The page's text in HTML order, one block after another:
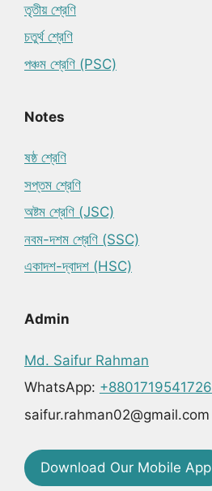
তৃতীয় শ্রেণি
চতুর্থ শ্রেণি
পঞ্চম শ্রেণি (PSC)
Notes
ষষ্ঠ শ্রেণি
সপ্তম শ্রেণি
অষ্টম শ্রেণি (JSC)
নবম-দশম শ্রেণি (SSC)
একাদশ-দ্বাদশ (HSC)
Admin
Md. Saifur Rahman
WhatsApp: +8801719541726
saifur.rahman02@gmail.com
Download Our Mobile App